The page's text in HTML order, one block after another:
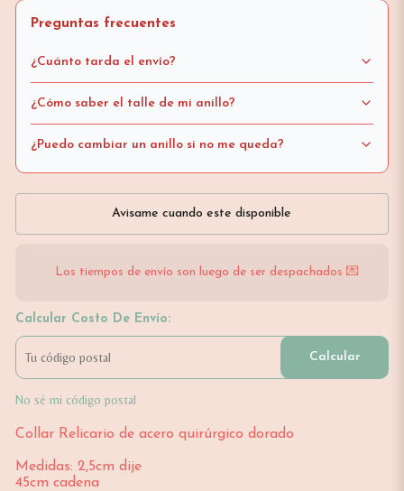
Preguntas frecuentes
¿Cuánto tarda el envío?
¿Cómo saber el talle de mi anillo?
¿Puedo cambiar un anillo si no me queda?
Avisame cuando este disponible
Los tiempos de envío son luego de ser despachados 💌
Calcular Costo De Envío:
Calcular
No sé mi código postal
Collar Relicario de acero quirúrgico dorado
Medidas: 2,5cm dije
45cm cadena